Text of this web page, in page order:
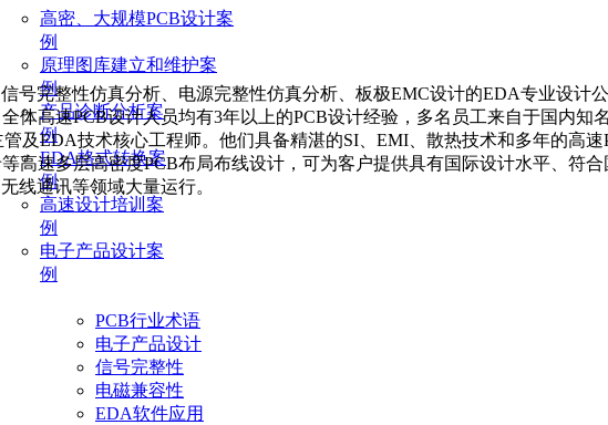
高密、大规模PCB设计案
例
原理图库建立和维护案
例
产品诊断分析案
例
EDA格式转换案
例
高速设计培训案
例
电子产品设计案
例
PCB行业术语
电子产品设计
信号完整性
电磁兼容性
EDA软件应用
号完整性仿真分析、电源完整性仿真分析、板极EMC设计的EDA专业设计公
高速PCB设计人员均有3年以上的PCB设计经验，多名员工来自于国内知
及EDA技术核心工程师。他们具备精湛的SI、EMI、散热技术和多年的高
高速多层高密度PCB布局布线设计，可为客户提供具有国际设计水平、符
线通讯等领域大量运行。